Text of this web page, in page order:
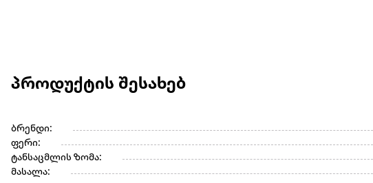
პროდუქტის შესახებ
ბრენდი:
ფერი:
ტანსაცმლის ზომა:
მასალა: